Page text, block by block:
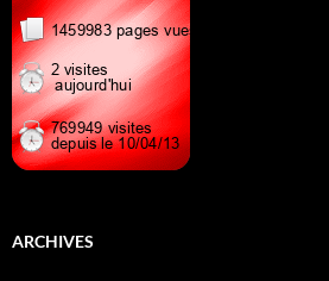
ARCHIVES